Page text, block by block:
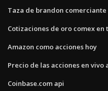
Taza de brandon comerciante
Cotizaciones de oro comex en
Amazon como acciones hoy
Precio de las acciones en vivo
Coinbase.com api